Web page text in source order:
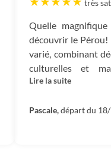
très
Quelle
découvrir le
varié, combinant
culturelles et
grand merci à Ivan
avec sa flute de
Lire la suite
Pascale,départ du